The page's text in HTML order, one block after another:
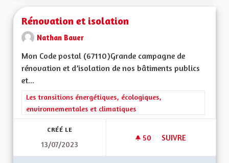
Rénovation et isolation
Nathan Bauer
Mon Code postal (67110)Grande campagne de
rénovation et d’isolation de nos bâtiments publics
et...
Filtrer les résultats de la catégorie : Les transitions
Les transitions énergétiques, écologiques,
environnementales et climatiques
CRÉÉ LE
13/07/2023
50 50 ABONNÉS
SUIVRE